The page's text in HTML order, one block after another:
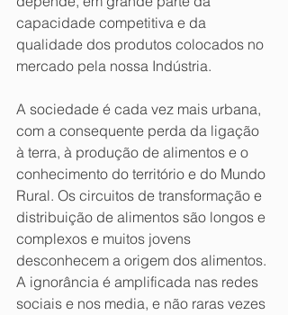
capacidade competitiva e da
qualidade dos produtos colocados no
mercado pela nossa Indústria.
A sociedade é cada vez mais urbana,
com a consequente perda da ligação
à terra, à produção de alimentos e o
conhecimento do território e do Mundo
Rural. Os circuitos de transformação e
distribuição de alimentos são longos e
complexos e muitos jovens
desconhecem a origem dos alimentos.
A ignorância é amplificada nas redes
sociais e nos media, e não raras vezes